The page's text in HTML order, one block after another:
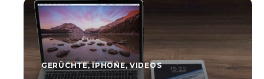
GERÜCHTE,IPHONE,VIDEOS